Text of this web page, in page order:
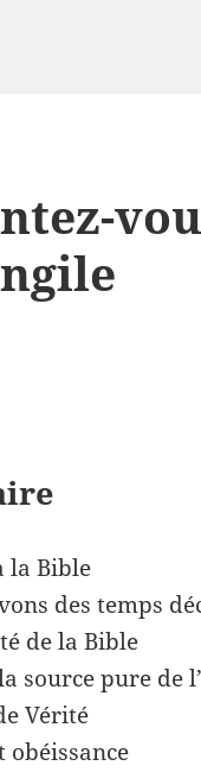
la Bible
des temps
de la Bible
source pure de
Vérité
obéissance